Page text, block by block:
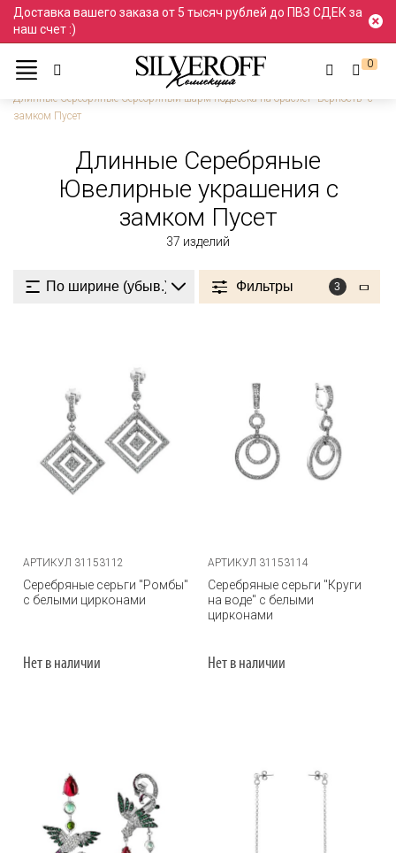
Доставка вашего заказа от 5 тысяч рублей до ПВЗ СДЕК за
наш счет :)
0
Ювелирные украшения
Серебро
Длинные
Длинные Серебряные Серебряный шарм подвеска на браслет "Верность" с
замком Пусет
Длинные Серебряные
Ювелирные украшения с
замком Пусет
37 изделий
Фильтры 3
АРТИКУЛ 31153112
Серебряные серьги "Ромбы"
с белыми цирконами
Нет в наличии
АРТИКУЛ 31153114
Серебряные серьги "Круги
на воде" с белыми
цирконами
Нет в наличии